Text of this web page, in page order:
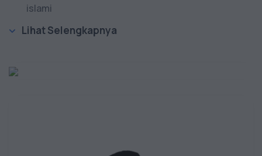
islami
Lihat Selengkapnya